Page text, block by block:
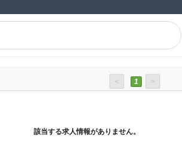
< 1 >
該当する求人情報がありません。